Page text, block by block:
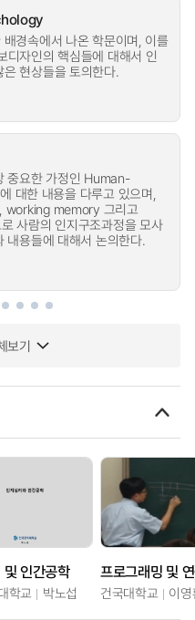
경속에서 나온 학문이며, 이를
디자인의 핵심들에 대해서 인
현상들을 토의한다.
중요한 가정인 Human-
대한 내용을 다루고 있으며,
memory 그리고
사람의 인지구조과정을 모사
내용들에 대해서 논의한다.
보기
인간공학
학교 박노섭
프로그래밍 및
건국대학교 이